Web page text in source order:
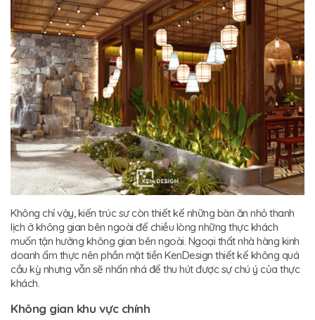
Không chỉ vậy, kiến trúc sư còn thiết kế những bàn ăn nhỏ thanh
lịch ở không gian bên ngoài để chiều lòng những thực khách
muốn tận hưởng không gian bên ngoài. Ngoại thất nhà hàng kinh
doanh ẩm thực nên phần mặt tiền KenDesign thiết kế không quá
cầu kỳ nhưng vẫn sẽ nhấn nhá để thu hút được sự chú ý của thực
khách.
Không gian khu vực chính